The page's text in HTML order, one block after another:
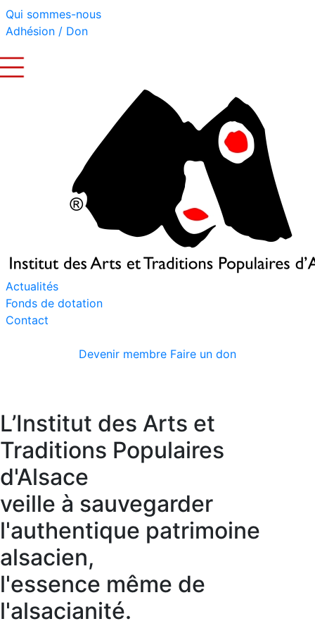
Qui sommes-nous
Adhésion / Don
Actualités
Fonds de dotation
Contact
Devenir membre Faire un don
L’Institut des Arts et
Traditions Populaires
d'Alsace
veille à sauvegarder
l'authentique patrimoine
alsacien,
l'essence même de
l'alsacianité.